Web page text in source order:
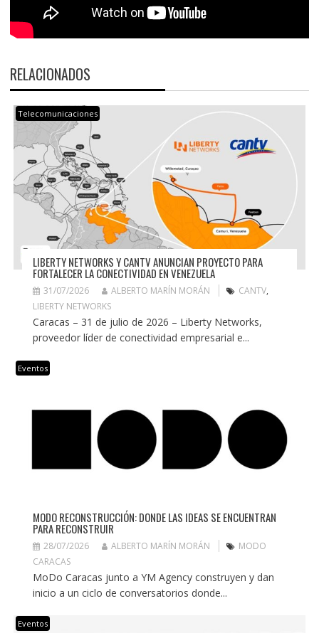
RELACIONADOS
Telecomunicaciones
LIBERTY NETWORKS Y CANTV ANUNCIAN PROYECTO PARA
FORTALECER LA CONECTIVIDAD EN VENEZUELA
31/07/2026 ALBERTO MARÍN MORÁN CANTV,
LIBERTY NETWORKS
Caracas – 31 de julio de 2026 – Liberty Networks,
proveedor líder de conectividad empresarial e...
Eventos
MODO RECONSTRUCCIÓN: DONDE LAS IDEAS SE ENCUENTRAN
PARA RECONSTRUIR
28/07/2026 ALBERTO MARÍN MORÁN
MODO
CARACAS
MoDo Caracas junto a YM Agency construyen y dan
inicio a un ciclo de conversatorios donde...
Eventos